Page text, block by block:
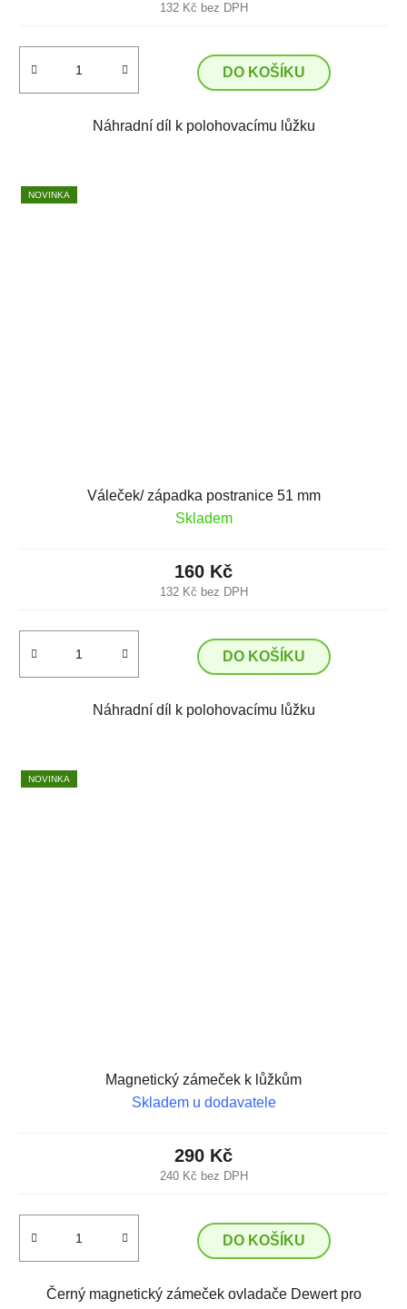
132 Kč bez DPH
DO KOŠÍKU
Náhradní díl k polohovacímu lůžku
NOVINKA
Váleček/ západka postranice 51 mm
Skladem
132 Kč bez DPH
160 Kč
DO KOŠÍKU
Náhradní díl k polohovacímu lůžku
NOVINKA
Magnetický zámeček k lůžkům
Skladem u dodavatele
240 Kč bez DPH
290 Kč
DO KOŠÍKU
Černý magnetický zámeček ovladače Dewert pro